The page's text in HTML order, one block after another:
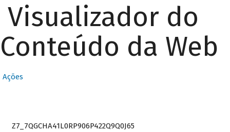
Visualizador do
Conteúdo da Web
Ações
Z7_7QGCHA41L0RP906P422Q9Q0J65